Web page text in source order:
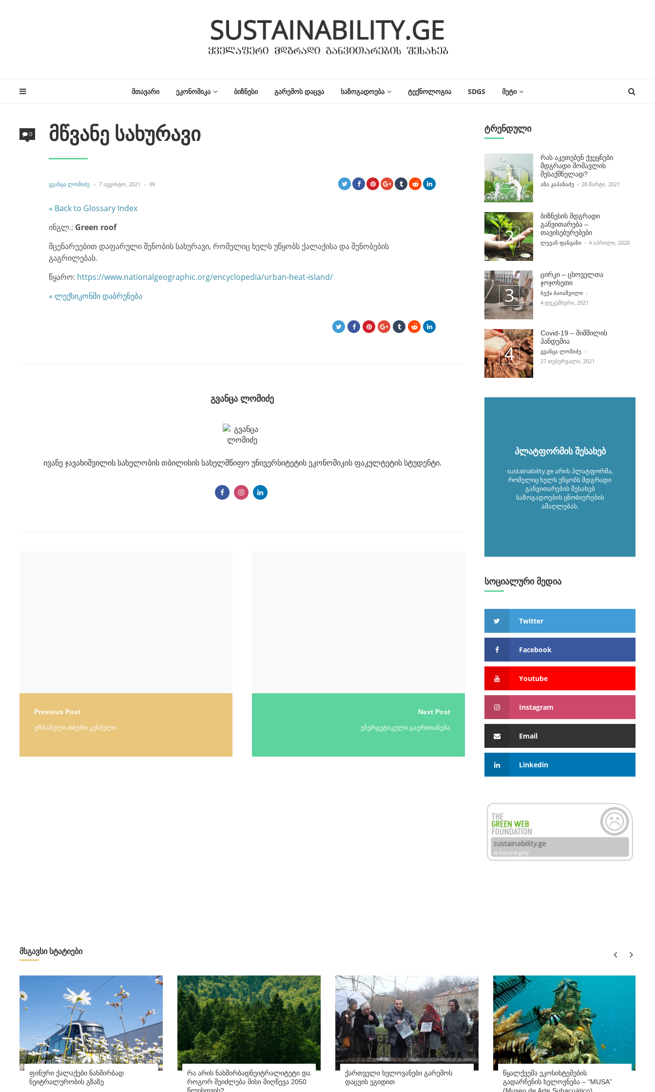
ᲛᲗᲐᲕᲐᲠᲘ ᲔᲙᲝᲜᲝᲛᲘᲙᲐ ᲑᲘᲖᲜᲔᲡᲘ ᲒᲐᲠᲔᲛᲝᲡ ᲓᲐᲪᲕᲐ ᲡᲐᲖᲝᲒᲐᲓᲝᲔᲑᲐ ᲢᲔᲥᲜᲝᲚᲝᲒᲘᲐ SDGS ᲛᲔᲢᲘ
მწვანე სახურავი
POSTED
ᲒᲕᲐᲜᲪᲐ ᲚᲝᲛᲘᲫᲔ 7 ᲐᲒᲕᲘᲡᲢᲝ, 2021 INPOSTED
0
« Back to Glossary Index
ინგლ.: Green roof
მცენარეებით დაფარული შენობის სახურავი, რომელიც ხელს უწყობს ქალაქისა და შენობების
გაგრილებას.
წყარო: https://www.nationalgeographic.org/encyclopedia/urban-heat-island/
« ლექსიკონში დაბრუნება
გვანცა ლომიძე
ივანე ჯავახიშვილის სახელობის თბილისის სახელმწიფო უნივერსიტეტის ეკონომიკის ფაკულტეტის სტუდენტი.
Previous Post
ურბანული თბური კუნძული
Next Post
ენერგეტიკული გაერთიანება
ტრენდული
რას აკეთებენ ქვეყნები
მდგრადი მომავლის
შესაქმნელად?
POSTED BY
ᲐᲜᲐ ᲙᲐᲞᲐᲜᲐᲫᲔ 28 ᲛᲐᲠᲢᲘ, 2021
ბიზნესის მდგრადი
განვითარება –
თავისებურებები
POSTED BY
ᲚᲔᲕᲐᲜ ᲤᲐᲜᲒᲐᲜᲘ 4 ᲐᲞᲠᲘᲚᲘ, 2020
ცირკი – ცხოველთა
ჯოჯოხეთი
POSTED BY
ᲑᲔᲥᲐ ᲑᲐᲘᲐᲨᲕᲘᲚᲘ
4 ᲓᲔᲙᲔᲛᲑᲔᲠᲘ, 2021
Covid-19 – შიმშილის
პანდემია
POSTED BY
ᲒᲕᲐᲜᲪᲐ ᲚᲝᲛᲘᲫᲔ
27 ᲗᲔᲑᲔᲠᲕᲐᲚᲘ, 2021
პლატფორმის შესახებ
sustainability.ge არის პლატფორმა,
რომელიც ხელს უწყობს მდგრადი
განვითარების შესახებ
საზოგადოების ცნობიერების
ამაღლებას.
სოციალური მედია
Twitter
Facebook
Youtube
Instagram
Email
Linkedin
მსგავსი სტატიები
ფინური ქალაქები ნახშირბად
ნეიტრალურობის გზაზე
რა არის ნახშირბადნეიტრალიტეტი და
როგორ შეიძლება მისი მიღწევა 2050
წლისთვის?
ქართველი ხელოვანები გარემოს
დაცვის ეგიდით
წყალქვეშა ეკოსისტემების
გადარჩენის ხელოვნება – “MUSA”
(Museo de Arte Subacuático)